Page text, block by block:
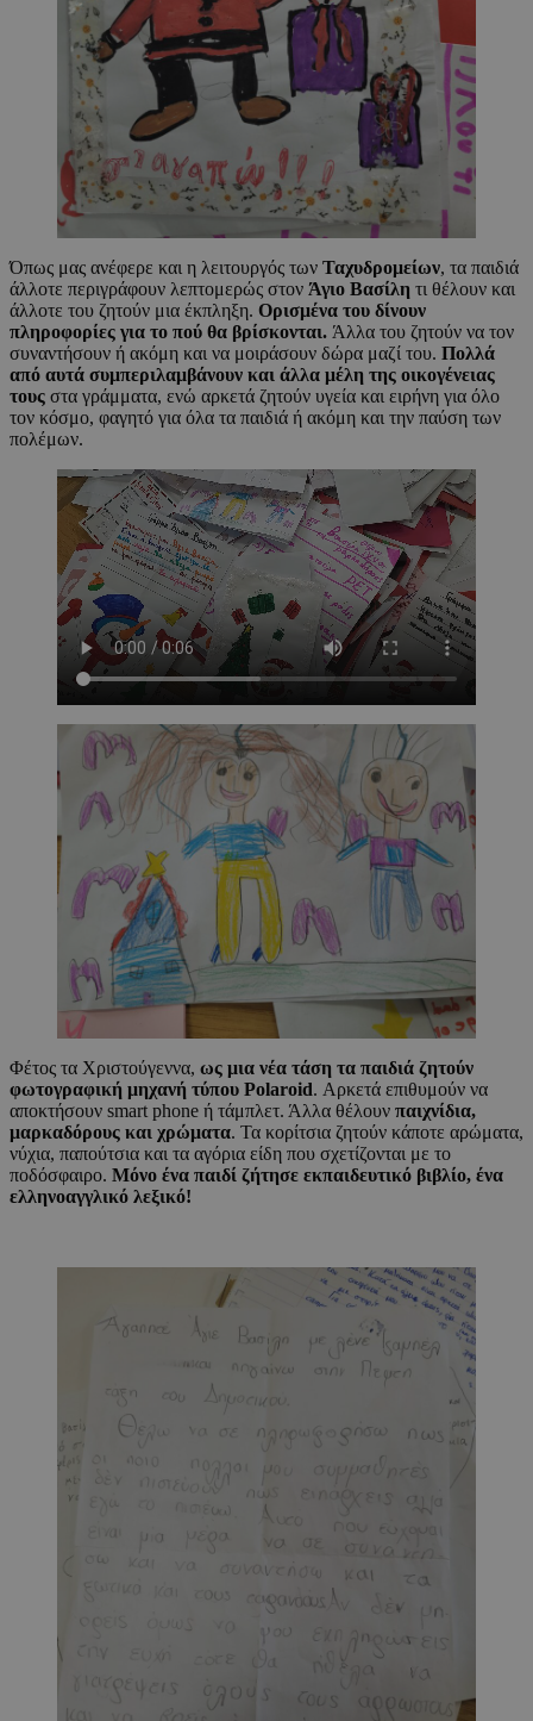
Όπως μας ανέφερε και η λειτουργός των Ταχυδρομείων, τα παιδιά
άλλοτε περιγράφουν λεπτομερώς στον Άγιο Βασίλη τι θέλουν και
άλλοτε του ζητούν μια έκπληξη. Ορισμένα του δίνουν
πληροφορίες για το πού θα βρίσκονται. Άλλα του ζητούν να τον
συναντήσουν ή ακόμη και να μοιράσουν δώρα μαζί του. Πολλά
από αυτά συμπεριλαμβάνουν και άλλα μέλη της οικογένειας
τους στα γράμματα, ενώ αρκετά ζητούν υγεία και ειρήνη για όλο
τον κόσμο, φαγητό για όλα τα παιδιά ή ακόμη και την παύση των
πολέμων.
Φέτος τα Χριστούγεννα, ως μια νέα τάση τα παιδιά ζητούν
φωτογραφική μηχανή τύπου Polaroid. Αρκετά επιθυμούν να
αποκτήσουν smart phone ή τάμπλετ. Άλλα θέλουν παιχνίδια,
μαρκαδόρους και χρώματα. Τα κορίτσια ζητούν κάποτε αρώματα,
νύχια, παπούτσια και τα αγόρια είδη που σχετίζονται με το
ποδόσφαιρο. Μόνο ένα παιδί ζήτησε εκπαιδευτικό βιβλίο, ένα
ελληνοαγγλικό λεξικό!